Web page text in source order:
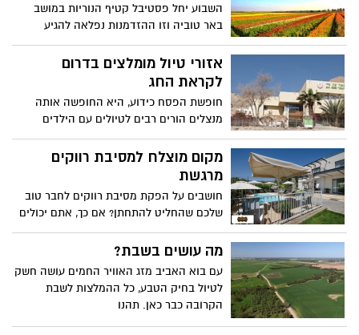
השבוע יחל פסטיבל קטיף הנוריות במושב
באר טוביה וזו ההזדמנות נפלאה להגיע
לקטיף ססגוני ומיוחד ולקטוף פרחים לשולחן
החג המסורתי ישר מהאדמה, אטרקציה
פתוחה לכל המשפחה אדום, לבן, ורוד, צהוב,
כתום קוטפים ונהנים משלל של צבעים
מרהיבים.
אזורי טיול מומלצים בדרום
לקראת החג
חופשת הפסח כידוע, היא החופשה אותה
מנצלים הורים רבים לטיולים עם הילדים
ברחבי הארץ. בזמן שהילדים נמצאים בבית
במשך למעלה משבועיים, גם הורים רבים
מוצאים את עצמם בחופשה מהעבודה או
ילדיהם, לפני שהם יחזרו לגן ולבית הספר.
מקום מוצלח למסיבת רווקים
מרגשת
חושבים על הפקת מסיבת רווקים לחבר טוב
שלכם שהחליט להתחתן? אם כך, אתם יכולים
להיות בטוחים שהוא מצפה שתעשו לו אירוע
כזה. כל אדם שמתחתן רוצה לחגוג עם
רווקים זה לא עניין של מה בכך.
מה עושים בשבת?
עם בוא האביב מזג האוויר החמים עושה חשק
לטיול בחיק הטבע, כל ההמלצות לשבת
הקרובה כבר כאן. תהנו